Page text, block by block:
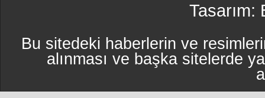
Tasarım:
Bu sitedeki haberlerin ve
alınması ve başka sitelerde